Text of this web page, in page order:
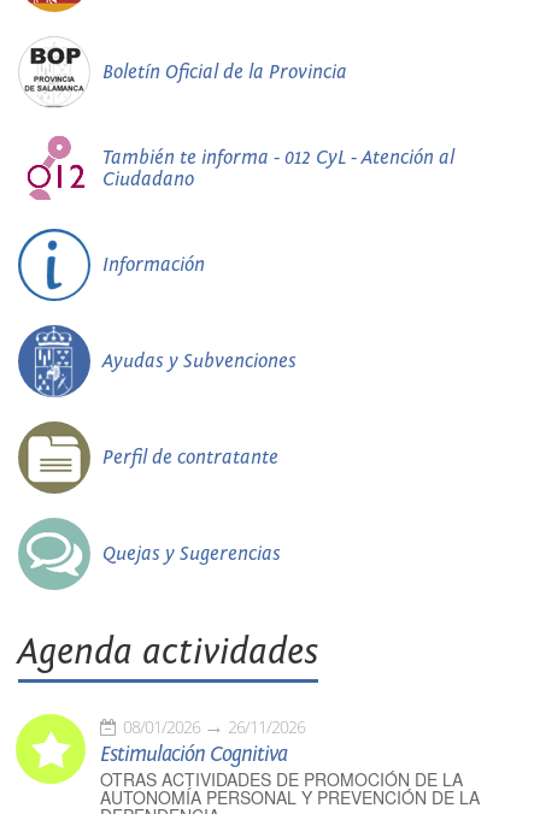
Boletín Oficial de la Provincia
También te informa - 012 CyL - Atención al
Ciudadano
Información
Ayudas y Subvenciones
Perfil de contratante
Quejas y Sugerencias
Agenda actividades
08/01/2026 26/11/2026
Estimulación Cognitiva
OTRAS ACTIVIDADES DE PROMOCIÓN DE LA
AUTONOMÍA PERSONAL Y PREVENCIÓN DE LA